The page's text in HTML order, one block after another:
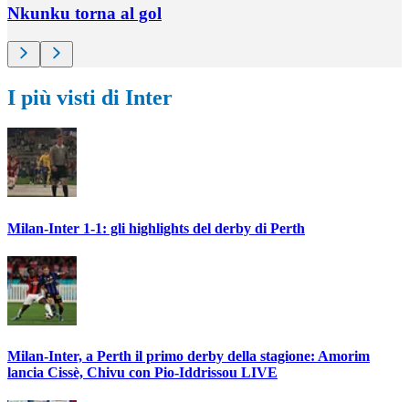
Nkunku torna al gol
I più visti di Inter
Milan-Inter 1-1: gli highlights del derby di Perth
Milan-Inter, a Perth il primo derby della stagione: Amorim
lancia Cissè, Chivu con Pio-Iddrissou LIVE